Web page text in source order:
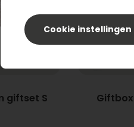
giftset S Giftbox
Cookie instellingen